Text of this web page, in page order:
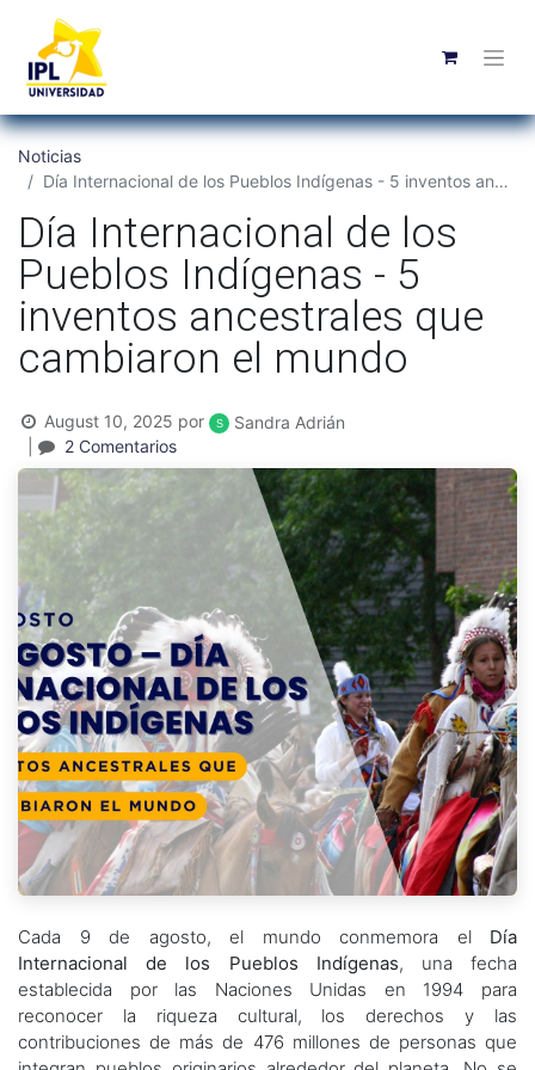
Noticias
Día Internacional de los Pueblos Indígenas - 5 inventos ancestrales que cambiaron el mundo
Día Internacional de los
Pueblos Indígenas - 5
inventos ancestrales que
cambiaron el mundo
August 10, 2025 por
Sandra Adrián
2 Comentarios
Cada 9 de agosto, el mundo conmemora el Día
Internacional de los Pueblos Indígenas, una fecha
establecida por las Naciones Unidas en 1994 para
reconocer la riqueza cultural, los derechos y las
contribuciones de más de 476 millones de personas que